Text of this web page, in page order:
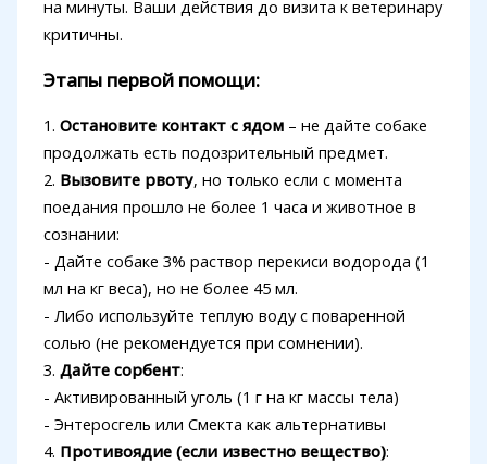
на минуты. Ваши действия до визита к ветеринару
критичны.
Этапы первой помощи:
1. Остановите контакт с ядом– не дайте собаке
продолжать есть подозрительный предмет.
2. Вызовите рвоту, но только если с момента
поедания прошло не более 1 часа и животное в
сознании:
- Дайте собаке 3% раствор перекиси водорода (1
мл на кг веса), но не более 45 мл.
- Либо используйте теплую воду с поваренной
солью (не рекомендуется при сомнении).
3. Дайте сорбент:
- Активированный уголь (1 г на кг массы тела)
- Энтеросгель или Смекта как альтернативы
4. Противоядие (если известно вещество):